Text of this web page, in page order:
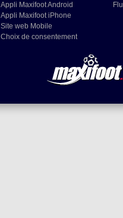
Appli Maxifoot Android
Appli Maxifoot iPhone
Site web Mobile
Choix de consentement